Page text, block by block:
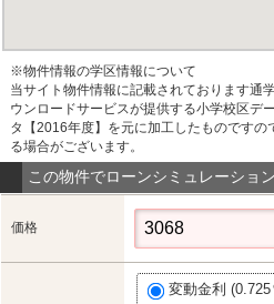
※物件情報の学区情報について
当サイト物件情報に記載されております通
ウンロードサービスが提供する小学校区デ
タ【2016年度】を元に加工したものですの
る場合がございます。
この物件でローンシミュレーショ
価格
変動金利 (0.725